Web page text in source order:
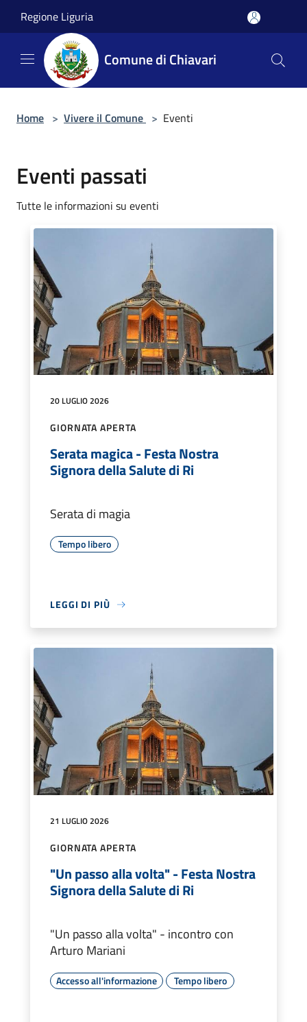
Regione Liguria
Comune di Chiavari
Home > Vivere il Comune > Eventi
Eventi passati
Tutte le informazioni su eventi
20 LUGLIO 2026
GIORNATA APERTA
Serata magica - Festa Nostra
Signora della Salute di Ri
Serata di magia
Tempo libero
LEGGI DI PIÙ
21 LUGLIO 2026
GIORNATA APERTA
"Un passo alla volta" - Festa Nostra
Signora della Salute di Ri
"Un passo alla volta" - incontro con
Arturo Mariani
Accesso all'informazione Tempo libero